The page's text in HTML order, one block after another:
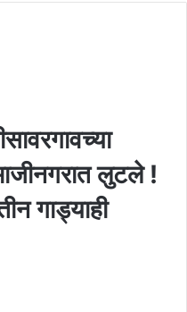
लुटले !
गाड्याही